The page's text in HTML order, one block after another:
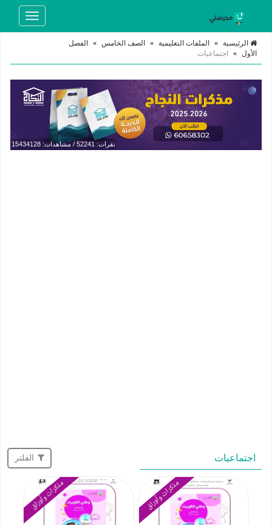
Toggle
الرئيسية » الملفات التعليمية » الصف الخامس »
الفصل
الأول » اجتماعيات
نقرات: 52241 / مشاهدات: 15434128
اجتماعيات الفلتر
مذكرات وأوراق مذكرات وأوراق